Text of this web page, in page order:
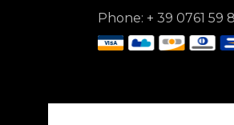
Phone: + 39 0761 59